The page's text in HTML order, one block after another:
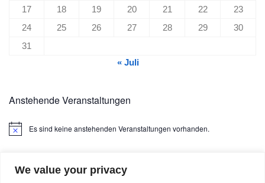
We value your privacy
17
18 19 20 21 22
23
24
25 26 27 28 29
30
31
« Juli
Anstehende Veranstaltungen
HinweisEs sind keine anstehenden Veranstaltungen vorhanden.